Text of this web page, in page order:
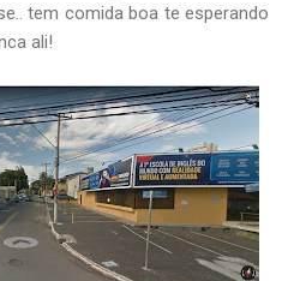
tem comida boa te esperando
ali!